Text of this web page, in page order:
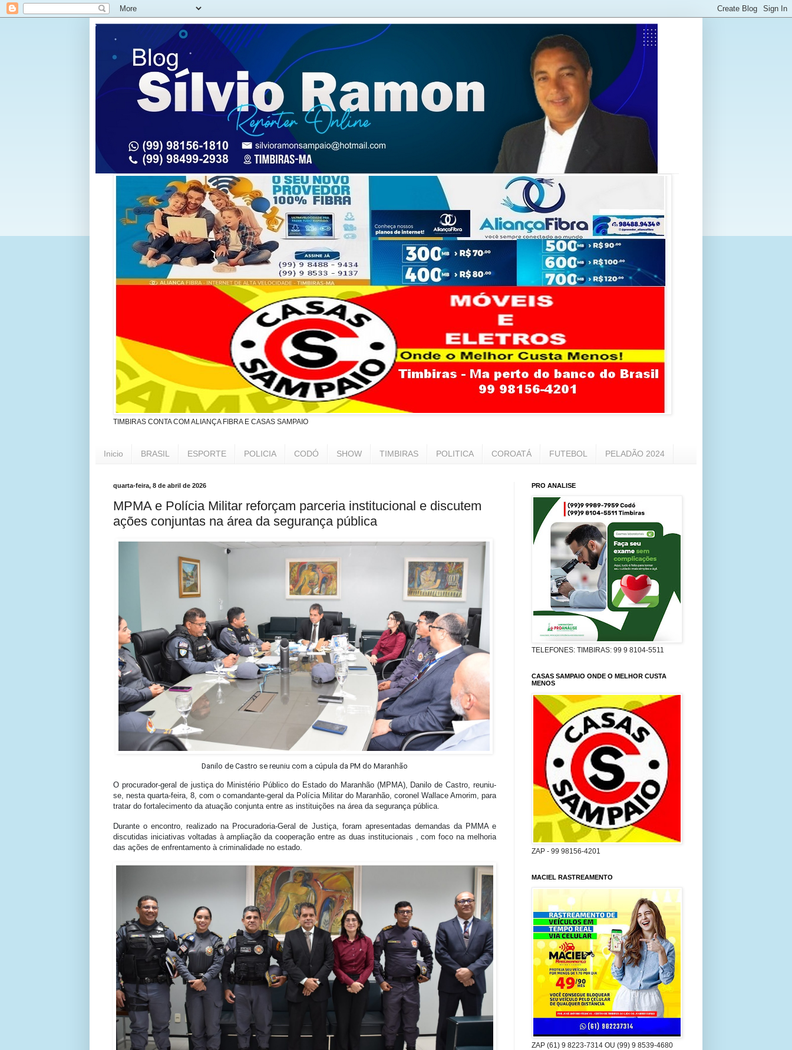
TIMBIRAS CONTA COM ALIANÇA FIBRA E CASAS SAMPAIO
Inicio BRASIL ESPORTE POLICIA CODÓ SHOW TIMBIRAS POLITICA COROATÁ FUTEBOL PELADÃO 2024
quarta-feira, 8 de abril de 2026
MPMA e Polícia Militar reforçam parceria institucional e discutem
ações conjuntas na área da segurança pública
Danilo de Castro se reuniu com a cúpula da PM do Maranhão
O procurador-geral de justiça do Ministério Público do Estado do Maranhão (MPMA), Danilo de Castro, reuniu-
se, nesta quarta-feira, 8, com o comandante-geral da Polícia Militar do Maranhão, coronel Wallace Amorim, para
tratar do fortalecimento da atuação conjunta entre as instituições na área da segurança pública.
Durante o encontro, realizado na Procuradoria-Geral de Justiça, foram apresentadas demandas da PMMA e
discutidas iniciativas voltadas à ampliação da cooperação entre as duas institucionais , com foco na melhoria
das ações de enfrentamento à criminalidade no estado.
PRO ANALISE
TELEFONES: TIMBIRAS: 99 9 8104-5511
CASAS SAMPAIO ONDE O MELHOR CUSTA
MENOS
ZAP - 99 98156-4201
MACIEL RASTREAMENTO
ZAP (61) 9 8223-7314 OU (99) 9 8539-4680